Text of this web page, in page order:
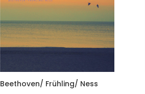
Beethoven/ Frühling/ Ness